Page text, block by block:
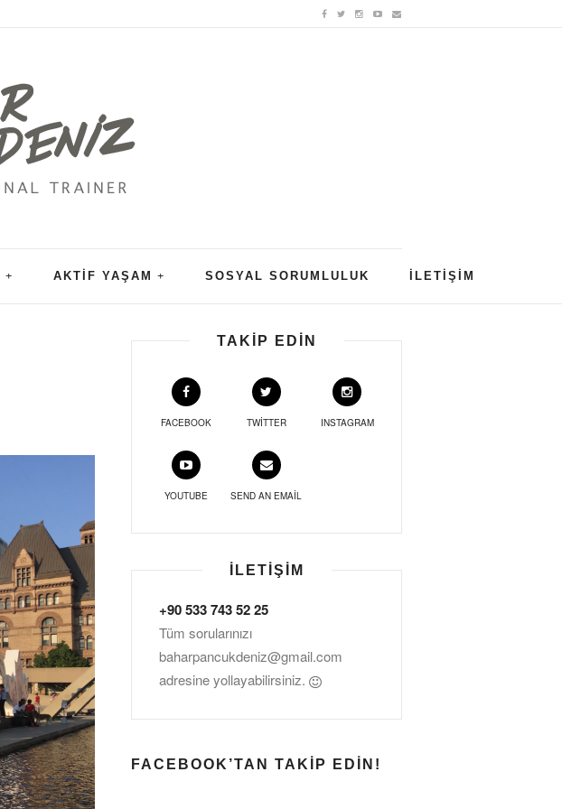
AKTIF YAŞAM SOSYAL SORUMLULUK İLETIŞIM
TAKIP EDIN
FACEBOOK TWITTER INSTAGRAM
YOUTUBE SEND AN EMAIL
İLETIŞIM
+90 533 743 52 25
Tüm sorularınızı
baharpancukdeniz@gmail.com
adresine yollayabilirsiniz.
FACEBOOK’TAN TAKIP EDIN!